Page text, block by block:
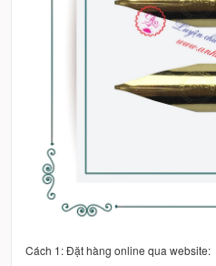
Cách 1: Đặt hàng online qua website: